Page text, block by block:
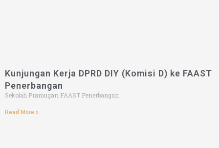
Kunjungan Kerja DPRD DIY (Komisi D) ke FAAST
Penerbangan
Sekolah Pramugari FAAST Penerbangan
Read More »